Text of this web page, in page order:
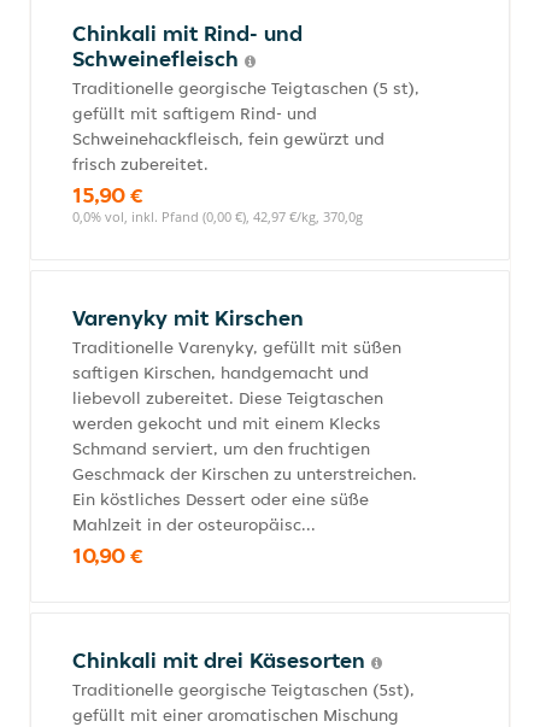
Chinkali mit Rind- und
Schweinefleisch
Traditionelle georgische Teigtaschen (5 st),
gefüllt mit saftigem Rind- und
Schweinehackfleisch, fein gewürzt und
frisch zubereitet.
15,90 €
0,0% vol, inkl. Pfand (0,00 €), 42,97 €/kg, 370,0g
Varenyky mit Kirschen
Traditionelle Varenyky, gefüllt mit süßen
saftigen Kirschen, handgemacht und
liebevoll zubereitet. Diese Teigtaschen
werden gekocht und mit einem Klecks
Schmand serviert, um den fruchtigen
Geschmack der Kirschen zu unterstreichen.
Ein köstliches Dessert oder eine süße
Mahlzeit in der osteuropäisc...
10,90 €
Chinkali mit drei Käsesorten
Traditionelle georgische Teigtaschen (5st),
gefüllt mit einer aromatischen Mischung